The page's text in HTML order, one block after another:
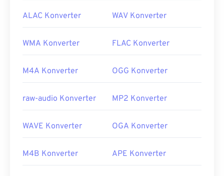
ALAC Konverter WAV Konverter
WMA Konverter FLAC Konverter
M4A Konverter OGG Konverter
raw-audio Konverter MP2 Konverter
WAVE Konverter OGA Konverter
M4B Konverter APE Konverter